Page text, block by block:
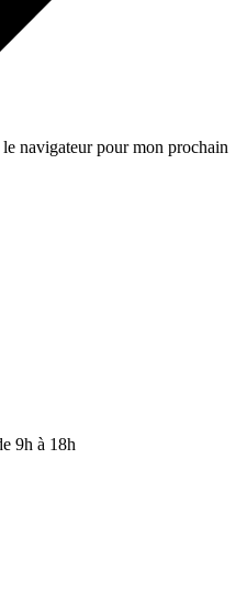
navigateur pour mon prochain
9h à 18h